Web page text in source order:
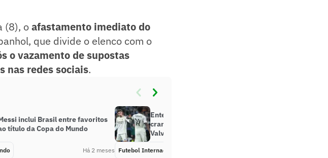
(8), oafastamento imediato do
que divide o elenco com o
o vazamento de supostas
nas redes sociais.
inclui Brasil entre favoritos
título da Copa do Mundo
Há 2 meses
Entenda o que é o traumatismo
cranioencefálico, lesão de
Valverde
Futebol Internacional